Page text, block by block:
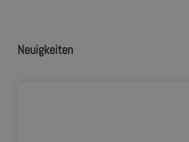
Neuigkeiten